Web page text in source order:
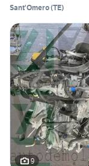
Sant'Omero(TE)
9